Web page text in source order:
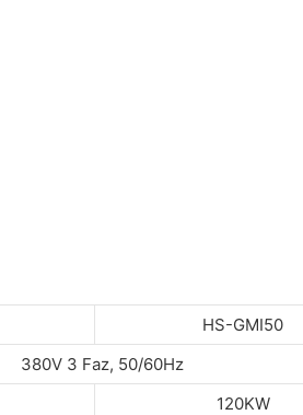
HS-GMI50
380V 3 Faz, 50/60Hz
120KW